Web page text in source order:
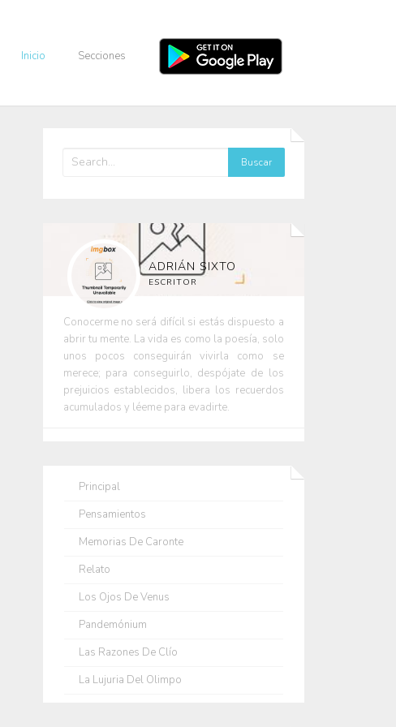
Inicio Secciones
ADRIÁN SIXTO
ESCRITOR
Conocerme no será difícil si estás dispuesto a
abrir tu mente. La vida es como la poesía, solo
unos pocos conseguirán vivirla como se
merece; para conseguirlo, despójate de los
prejuicios establecidos, libera los recuerdos
acumulados y léeme para evadirte.
Principal
Pensamientos
Memorias De Caronte
Relato
Los Ojos De Venus
Pandemónium
Las Razones De Clío
La Lujuria Del Olimpo